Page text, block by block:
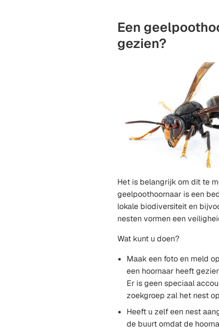
Een
gezien?
Het is belangrijk om dit te
geelpoothoornaar is een
lokale biodiversiteit en
nesten vormen een
Wat kunt u doen?
Maak een foto en meld
een hoornaar heeft
Er is geen speciaal
zoekgroep zal het nest
Heeft u zelf een nest
de buurt omdat de